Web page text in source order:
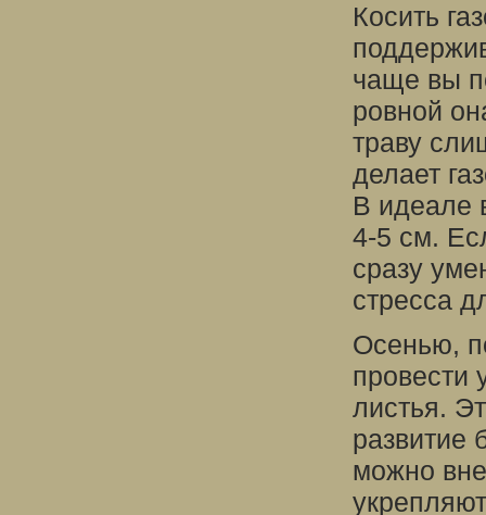
Косить
чаще вы
ровной
траву
делает
В идеале
4-5 см.
сразу
стресса
Осенью,
провести
листья.
развитие
можно